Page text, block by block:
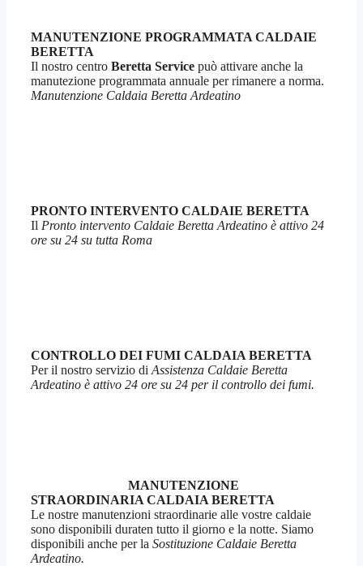
MANUTENZIONE PROGRAMMATA CALDAIE
BERETTA
Il nostro centro Beretta Service può attivare anche la
manutezione programmata annuale per rimanere a norma.
Manutenzione Caldaia Beretta Ardeatino
PRONTO INTERVENTO CALDAIE BERETTA
Il Pronto intervento Caldaie Beretta Ardeatino è attivo 24
ore su 24 su tutta Roma
CONTROLLO DEI FUMI CALDAIA BERETTA
Per il nostro servizio di Assistenza Caldaie Beretta
Ardeatino è attivo 24 ore su 24 per il controllo dei fumi.
MANUTENZIONE
STRAORDINARIA CALDAIA BERETTA
Le nostre manutenzioni straordinarie alle vostre caldaie
sono disponibili duraten tutto il giorno e la notte. Siamo
disponibili anche per la Sostituzione Caldaie Beretta
Ardeatino.